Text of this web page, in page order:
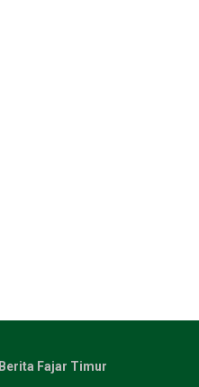
Berita Fajar Timur